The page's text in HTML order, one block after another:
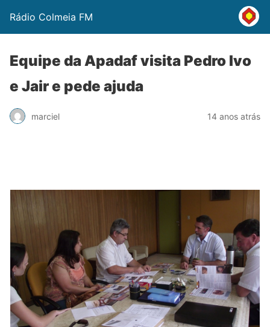
Rádio Colmeia FM
Equipe da Apadaf visita Pedro Ivo
e Jair e pede ajuda
marciel 14 anos atrás